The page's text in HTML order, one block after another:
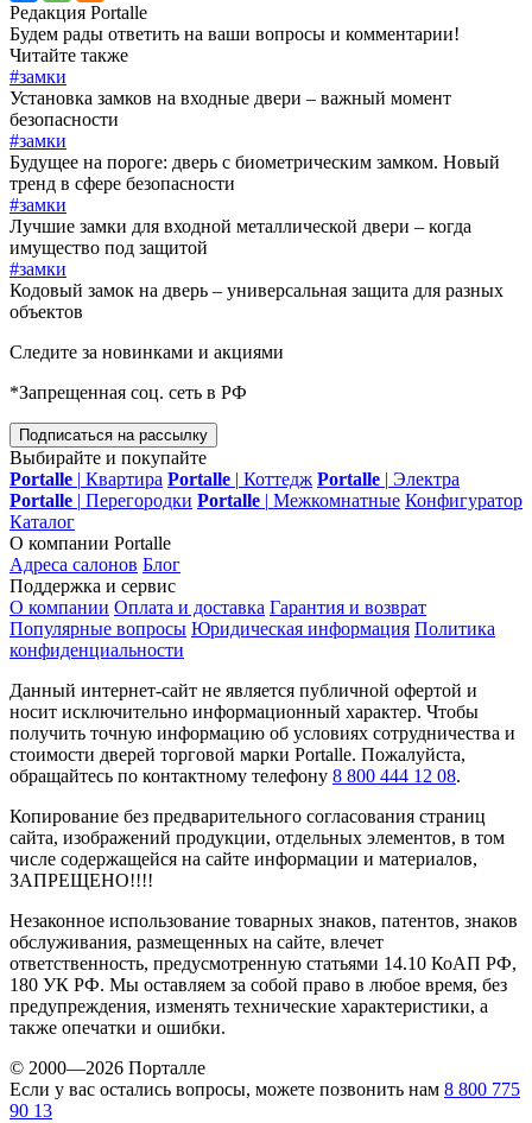
Редакция Portalle
Будем рады ответить на ваши вопросы и комментарии!
Читайте также
#замки
Установка замков на входные двери – важный момент
безопасности
#замки
Будущее на пороге: дверь с биометрическим замком. Новый
тренд в сфере безопасности
#замки
Лучшие замки для входной металлической двери – когда
имущество под защитой
#замки
Кодовый замок на дверь – универсальная защита для разных
объектов
Следите за новинками и акциями
*Запрещенная соц. сеть в РФ
Подписаться на рассылку
Выбирайте и покупайте
Portalle | Квартира Portalle | Коттедж Portalle | Электра
Portalle | Перегородки Portalle | Межкомнатные Конфигуратор
Каталог
О компании Portalle
Адреса салонов Блог
Поддержка и сервис
О компании Оплата и доставка Гарантия и возврат
Популярные вопросы Юридическая информация Политика
конфиденциальности
Данный интернет-сайт не является публичной офертой и
носит исключительно информационный характер. Чтобы
получить точную информацию об условиях сотрудничества и
стоимости дверей торговой марки Portalle. Пожалуйста,
обращайтесь по контактному телефону 8 800 444 12 08.
Копирование без предварительного согласования страниц
сайта, изображений продукции, отдельных элементов, в том
числе содержащейся на сайте информации и материалов,
ЗАПРЕЩЕНО!!!!
Незаконное использование товарных знаков, патентов, знаков
обслуживания, размещенных на сайте, влечет
ответственность, предусмотренную статьями 14.10 КоАП РФ,
180 УК РФ. Мы оставляем за собой право в любое время, без
предупреждения, изменять технические характеристики, а
также опечатки и ошибки.
© 2000—2026 Порталле
Если у вас остались вопросы, можете позвонить нам 8 800 775
90 13